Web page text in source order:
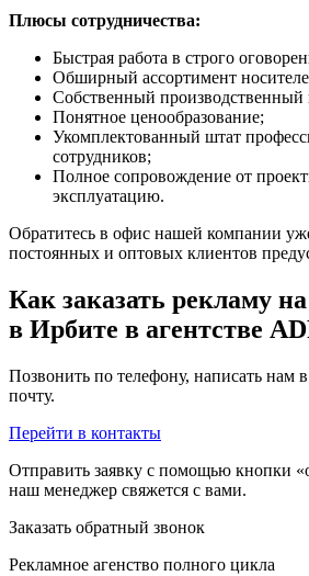
Плюсы сотрудничества:
Быстрая работа в строго
Обширный ассортимент
Собственный производственный
Понятное ценообразование;
Укомплектованный штат
сотрудников;
Полное сопровождение от
эксплуатацию.
Обратитесь в офис нашей компании
постоянных и оптовых клиентов
Как заказать рекламу
в Ирбите в агентстве
Позвонить по телефону, написать нам
почту.
Перейти в контакты
Отправить заявку с помощью кнопки
наш менеджер свяжется с вами.
Заказать обратный звонок
Рекламное агенство полного цикла